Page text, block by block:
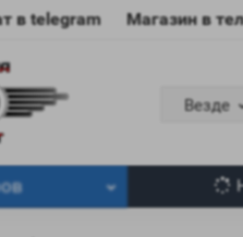
в telegram Магазин в
Везде